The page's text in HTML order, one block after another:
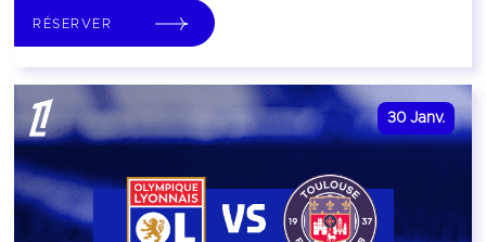
RÉSERVER
30 Janv.